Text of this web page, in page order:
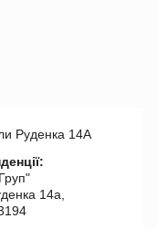
Руденка 14А
14а,